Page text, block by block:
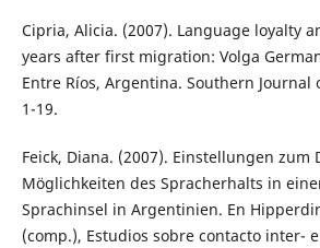
Cipria, Alicia. (2007). Language loyalty
years after first migration: Volga
Entre Ríos, Argentina. Southern Journal
1-19.
Feick, Diana. (2007). Einstellungen zum
Möglichkeiten des Spracherhalts in
Sprachinsel in Argentinien. En
(comp.), Estudios sobre contacto inter-